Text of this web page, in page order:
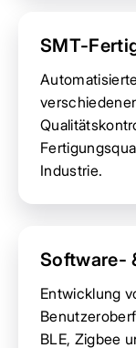
SMT-
Industrie.
Software-
Entwicklung
BLE, Zigbee